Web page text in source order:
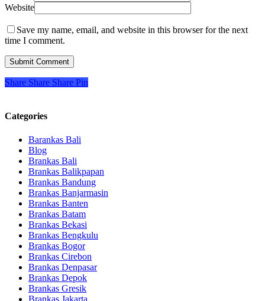
Website
Save my name, email, and website in this browser for the next
time I comment.
Share Share Share Pin
Categories
Barankas Bali
Blog
Brankas Bali
Brankas Balikpapan
Brankas Bandung
Brankas Banjarmasin
Brankas Banten
Brankas Batam
Brankas Bekasi
Brankas Bengkulu
Brankas Bogor
Brankas Cirebon
Brankas Denpasar
Brankas Depok
Brankas Gresik
Brankas Jakarta